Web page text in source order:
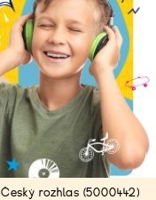
Český rozhlas (5000442)